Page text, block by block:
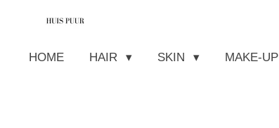
naarHOME HAIR SKIN MAKE-UP